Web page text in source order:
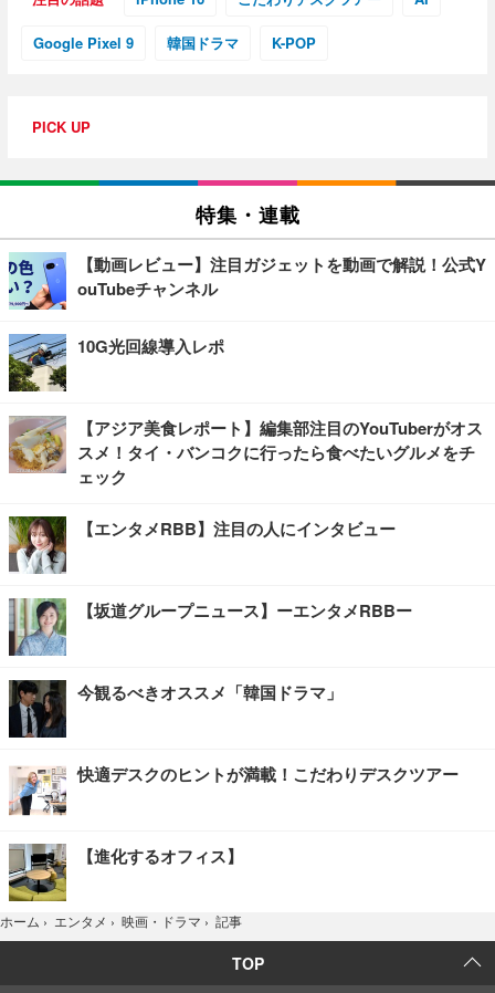
Google Pixel 9 韓国ドラマ K-POP
PICK UP
特集・連載
【動画レビュー】注目ガジェットを動画で解説！公式Y
ouTubeチャンネル
10G光回線導入レポ
【アジア美食レポート】編集部注目のYouTuberがオス
スメ！タイ・バンコクに行ったら食べたいグルメをチ
ェック
【エンタメRBB】注目の人にインタビュー
【坂道グループニュース】ーエンタメRBBー
今観るべきオススメ「韓国ドラマ」
快適デスクのヒントが満載！こだわりデスクツアー
【進化するオフィス】
ホーム › エンタメ › 映画・ドラマ › 記事
TOP